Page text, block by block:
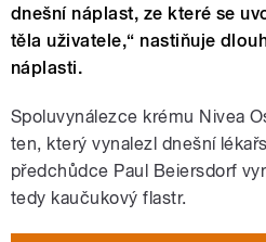
dnešní náplast, ze které se
těla uživatele,“ nastiňuje
náplasti.
Spoluvynálezce krému Nivea
ten, který vynalezl dnešní
předchůdce Paul Beiersdorf
tedy kaučukový flastr.